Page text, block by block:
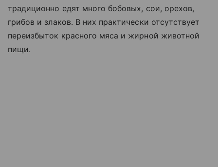
традиционно едят много бобовых, сои, орехов,
грибов и злаков. В них практически отсутствует
переизбыток красного мяса и жирной животной
пищи.